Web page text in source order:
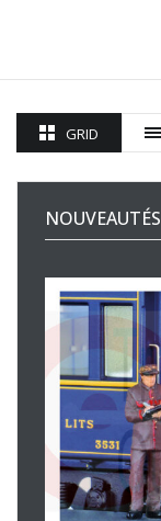
GRID
NOUVEAUTÉS